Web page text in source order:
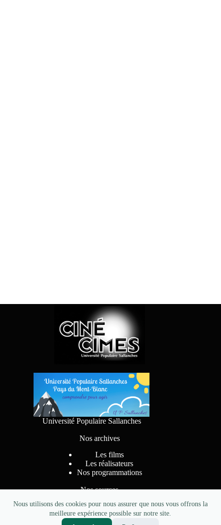
Nous utilisons des cookies pour nous assurer que nous vous offrons la
meilleure expérience possible sur notre site.
Université Populaire Sallanches
Nos archives
Les films
Les réalisateurs
Nos programmations
Nos sources